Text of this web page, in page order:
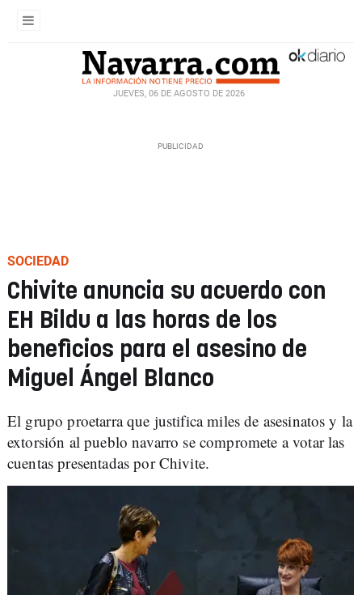
JUEVES, 06 DE AGOSTO DE 2026
SOCIEDAD
Chivite anuncia su acuerdo con
EH Bildu a las horas de los
beneficios para el asesino de
Miguel Ángel Blanco
El grupo proetarra que justifica miles de asesinatos y la
extorsión al pueblo navarro se compromete a votar las
cuentas presentadas por Chivite.